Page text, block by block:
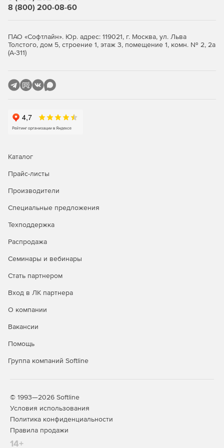
дополнения для любого продукта Windows Fortran
Новое в версии 2020
производительности на новейших процессорах Intel
Векторизация и потоковая обработка кода с
поддержкой SIMD, включая Intel AVX-512.
Ускоренный вывод AI с помощью компиляторов от
анализа, которые поддерживают Intel Deep Learning
Boost с векторными инструкциями нейронной сети
уровня 2-го поколения.
Разработка для больших объемов памяти до 512 Гб
DIMM. Возможность идентифицировать, оптимизирать
и настраивать платформы Intel для постоянной памяти
Intel Optane DC с помощью Intel VTune Profiler.
Расширенное профилирование с возможностью
платформы.
Анализ имитации кеша для векторизации для L1, L2,
Adapter для высокоскоростной связи для приложений
Полная поддержка C ++ 2017 с начальной поддержкой
C ++ 20.
8 (800) 200-08-60
ПАО «Софтлайн». Юр. адрес: 119021, г. Москва, ул. Льва
Толстого, дом 5, строение 1, этаж 3, помещение 1, комн. № 2, 2а
(А-311)
Каталог
Прайс-листы
Производители
Специальные предложения
Техподдержка
Распродажа
Семинары и вебинары
Стать партнером
Вход в ЛК партнера
О компании
Вакансии
Помощь
Группа компаний Softline
© 1993—2026 Softline
Условия использования
Политика конфиденциальности
Правила продажи
14+